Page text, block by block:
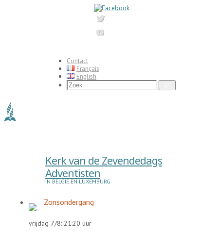
Contact
Français
English
Zoeken
naar:
Kerk van de Zevendedags
Adventisten
IN BELGIË EN LUXEMBURG
Zonsondergang
vrijdag 7/8: 21:20 uur